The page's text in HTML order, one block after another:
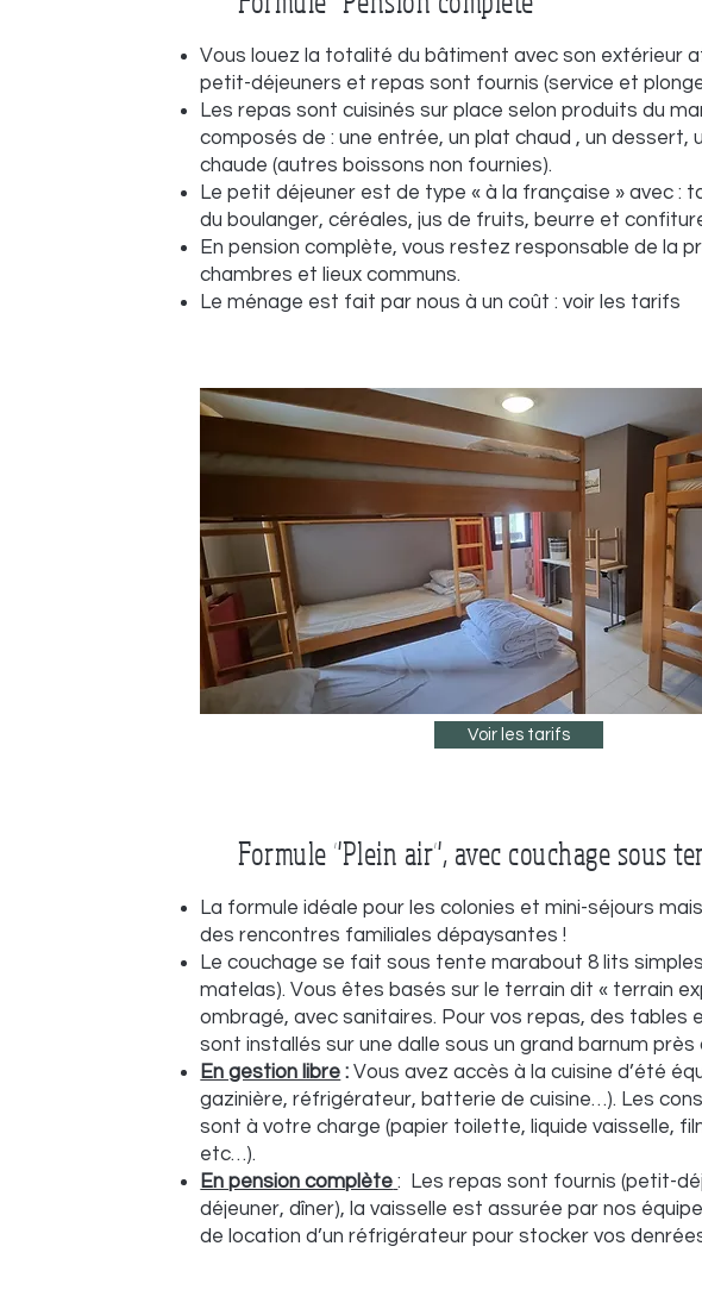
Vous louez la totalité du bâtiment avec son extérieur
petit-déjeuners et repas sont fournis (service et
Les repas sont cuisinés sur place selon produits du
composés de : une entrée, un plat chaud , un dessert,
chaude (autres boissons non fournies).
Le petit déjeuner est de type « à la française » avec :
du boulanger, céréales, jus de fruits, beurre et
En pension complète, vous restez responsable de la
chambres et lieux communs.
Le ménage est fait par nous à un coût : voir les tarifs
Voir les tarifs
Formule "Plein air", avec couchage sous
La formule idéale pour les colonies et mini-séjours
des rencontres familiales dépaysantes !
Le couchage se fait sous tente marabout 8 lits
matelas). Vous êtes basés sur le terrain dit « terrain
ombragé, avec sanitaires. Pour vos repas, des tables
sont installés sur une dalle sous un grand barnum près
En gestion libre : Vous avez accès à la cuisine d’été
gazinière, réfrigérateur, batterie de cuisine…). Les
sont à votre charge (papier toilette, liquide vaisselle,
etc…).
En pension complète : Les repas sont fournis (petit-
déjeuner, dîner), la vaisselle est assurée par nos
de location d’un réfrigérateur pour stocker vos